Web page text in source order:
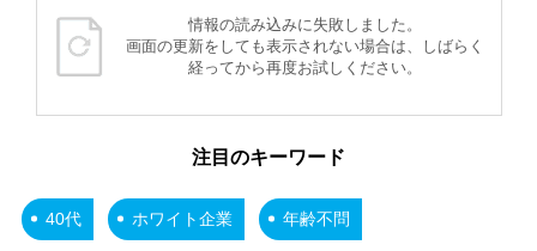
情報の読み込みに失敗しました。
画面の更新をしても表示されない場合は、しばらく
経ってから再度お試しください。
注目のキーワード
40代 ホワイト企業 年齢不問